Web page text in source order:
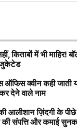
किताबों में भी माहिर!
ऑफिस क्वीन कही जाती
देने वाले नाम
आलीशान ज़िंदगी के पीछे
की संपत्ति और कमाई